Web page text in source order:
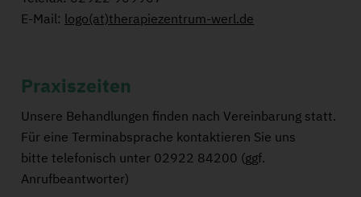
E-Mail: logo(at)therapiezentrum-werl.de
Praxiszeiten
Unsere Behandlungen finden nach Vereinbarung statt.
Für eine Terminabsprache kontaktieren Sie uns
bitte telefonisch unter 02922 84200 (ggf.
Anrufbeantworter)